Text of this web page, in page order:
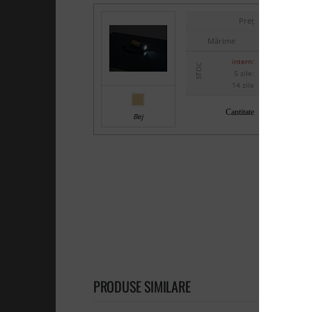
Bej
Preț
Mărime
STOC
intern:
5 zile:
14 zile
Cantitate
PRODUSE SIMILARE